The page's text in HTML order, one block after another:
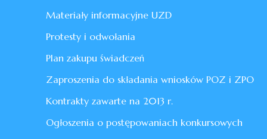
Materiały informacyjne UZD
Protesty i odwołania
Plan zakupu świadczeń
Zaproszenia do składania wniosków POZ i ZPO
Kontrakty zawarte na 2013 r.
Ogłoszenia o postępowaniach konkursowych